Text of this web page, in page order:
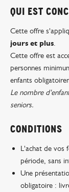
QUI EST
Cette offre
jours et plus.
Cette offre est
personnes
enfants
Le nombre
seniors.
CONDITIONS
L'achat de vos
période, sans
Une
obligatoire :